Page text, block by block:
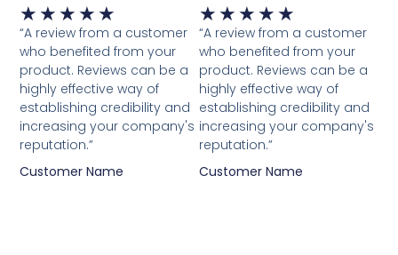
★ ★ ★ ★ ★ Waardering
5
van
5
“A review from a customer
who benefited from your
product. Reviews can be a
highly effective way of
establishing credibility and
increasing your company's
reputation.”
Customer Name
★ ★ ★ ★ ★
5
van
5
“A review from a customer
who benefited from your
product. Reviews can be a
highly effective way of
establishing credibility and
increasing your company's
reputation.”
Customer Name